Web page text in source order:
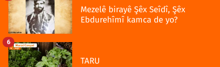
Mezelê birayê Şêx Seîdî, Şêx
Ebdurehîmî kamca de yo?
TARU
6